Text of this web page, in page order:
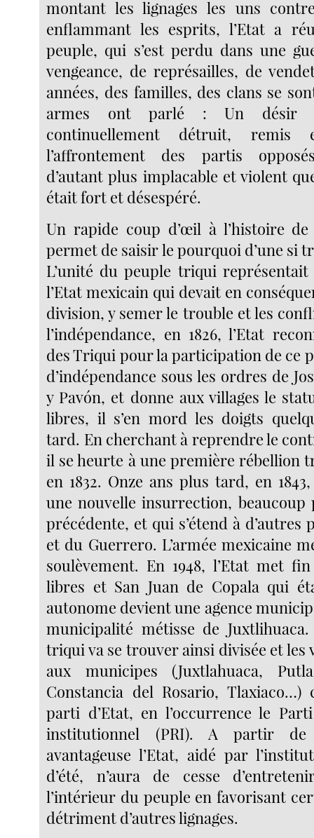
montant les lignages les uns
enflammant les esprits, l’Etat a
peuple, qui s’est perdu dans une
vengeance, de représailles, de
années, des familles, des clans se
armes ont parlé : Un désir
continuellement détruit, remis
l’affrontement des partis
d’autant plus implacable et violent
était fort et désespéré.
Un rapide coup d’œil à l’histoire
permet de saisir le pourquoi d’une si
L’unité du peuple triqui
l’Etat mexicain qui devait en
division, y semer le trouble et les
l’indépendance, en 1826, l’Etat
des Triqui pour la participation de ce
d’indépendance sous les ordres de
y Pavón, et donne aux villages le
libres, il s’en mord les doigts
tard. En cherchant à reprendre le
il se heurte à une première rébellion
en 1832. Onze ans plus tard, en
une nouvelle insurrection, beaucoup
précédente, et qui s’étend à d’autres
et du Guerrero. L’armée mexicaine
soulèvement. En 1948, l’Etat met
libres et San Juan de Copala qui
autonome devient une agence
municipalité métisse de
triqui va se trouver ainsi divisée et les
aux municipes (Juxtlahuaca,
Constancia del Rosario,
parti d’Etat, en l’occurrence le
institutionnel (PRI). A partir de
avantageuse l’Etat, aidé par
d’été, n’aura de cesse
l’intérieur du peuple en favorisant
détriment d’autres lignages.